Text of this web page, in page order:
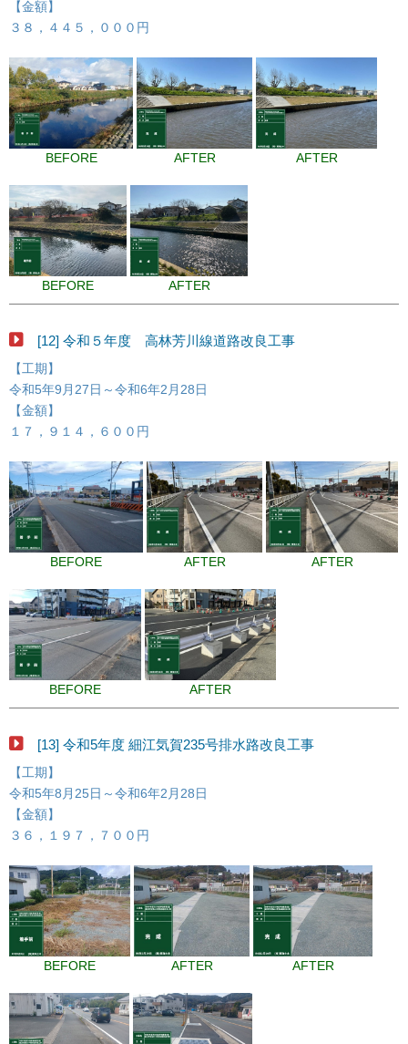
【金額】
３８，４４５，０００円
BEFORE AFTER AFTER
BEFORE AFTER
[12] 令和５年度 高林芳川線道路改良工事
【工期】
令和5年9月27日～令和6年2月28日
【金額】
１７，９１４，６００円
BEFORE AFTER AFTER
BEFORE AFTER
[13] 令和5年度 細江気賀235号排水路改良工事
【工期】
令和5年8月25日～令和6年2月28日
【金額】
３６，１９７，７００円
BEFORE AFTER AFTER